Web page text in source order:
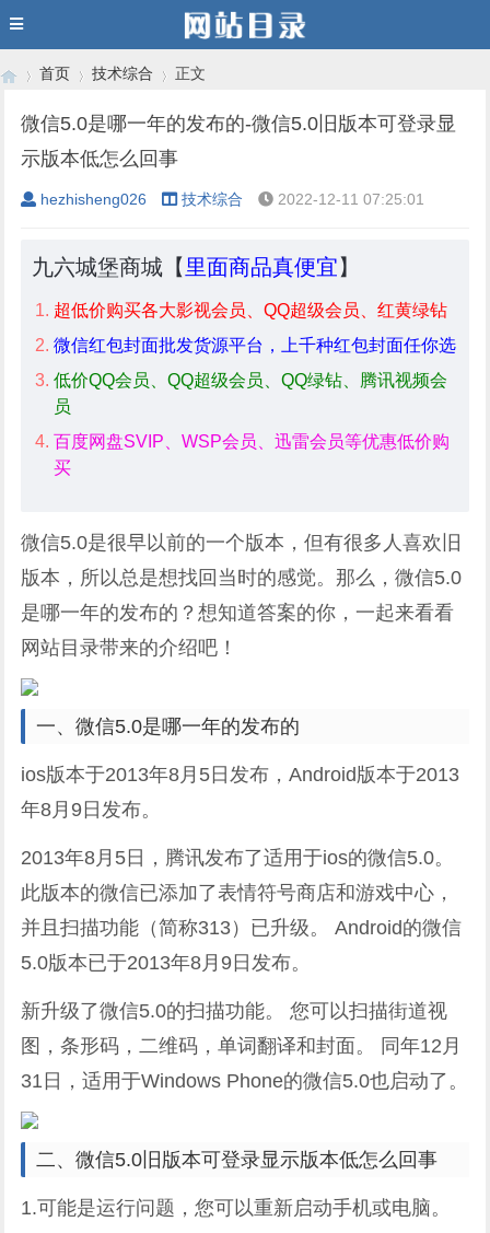
›
首页
›
技术综合
›
正文
微信5.0是哪一年的发布的-微信5.0旧版本可登录显
示版本低怎么回事
hezhisheng026 技术综合 2022-12-11 07:25:01
九六城堡商城【 里面商品真便宜】
超低价购买各大影视会员、QQ超级会员、红黄绿钻
微信红包封面批发货源平台，上千种红包封面任你选
低价QQ会员、QQ超级会员、QQ绿钻、腾讯视频会
员
百度网盘SVIP、WSP会员、迅雷会员等优惠低价购
买
微信5.0是很早以前的一个版本，但有很多人喜欢旧
版本，所以总是想找回当时的感觉。那么，微信5.0
是哪一年的发布的？想知道答案的你，一起来看看
网站目录带来的介绍吧！
一、微信5.0是哪一年的发布的
ios版本于2013年8月5日发布，Android版本于2013
年8月9日发布。
2013年8月5日，腾讯发布了适用于ios的微信5.0。
此版本的微信已添加了表情符号商店和游戏中心，
并且扫描功能（简称313）已升级。 Android的微信
5.0版本已于2013年8月9日发布。
新升级了微信5.0的扫描功能。 您可以扫描街道视
图，条形码，二维码，单词翻译和封面。 同年12月
31日，适用于Windows Phone的微信5.0也启动了。
二、微信5.0旧版本可登录显示版本低怎么回事
1.可能是运行问题，您可以重新启动手机或电脑。